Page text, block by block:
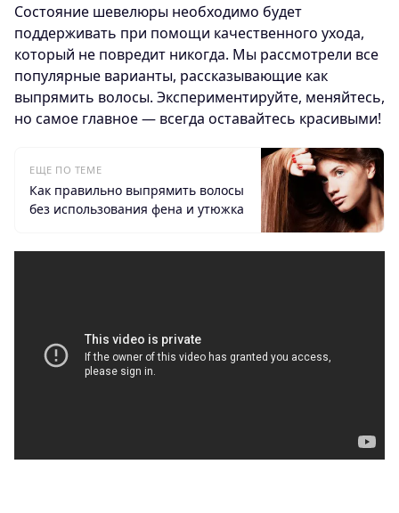
Состояние шевелюры необходимо будет
поддерживать при помощи качественного ухода,
который не повредит никогда. Мы рассмотрели все
популярные варианты, рассказывающие как
выпрямить волосы. Экспериментируйте, меняйтесь,
но самое главное — всегда оставайтесь красивыми!
ЕЩЕ ПО ТЕМЕ
Как правильно выпрямить волосы
без использования фена и утюжка